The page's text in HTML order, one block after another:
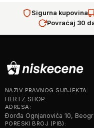
Sigurna kupovina
Povraćaj 30
NAZIV PRAVNOG SUBJEKTA:
HERTZ SHOP
ADRESA:
Đorđa Ognjanovića 10,
PORESKI BROJ (PIB):